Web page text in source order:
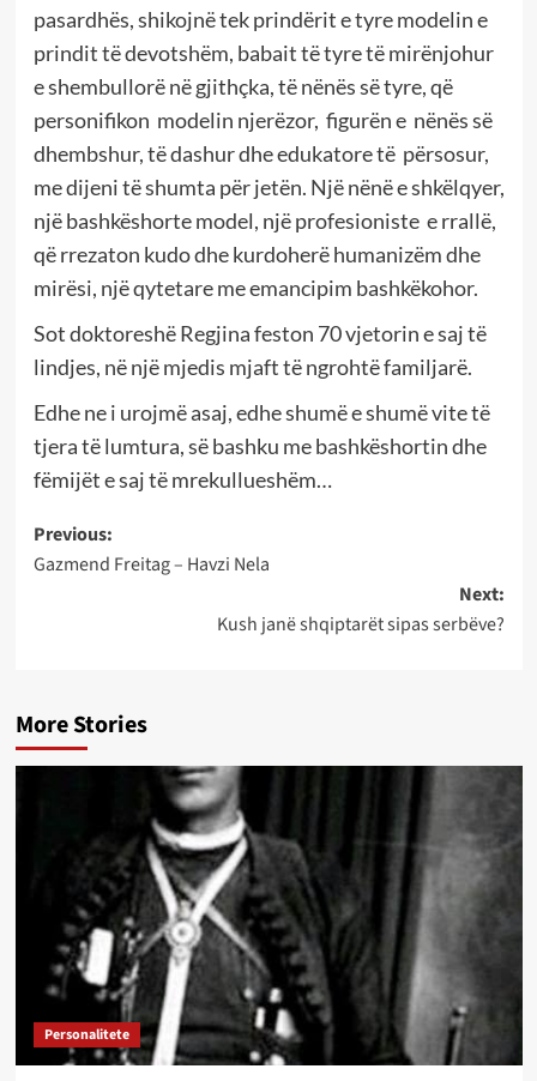
pasardhës, shikojnë tek prindërit e tyre modelin e
prindit të devotshëm, babait të tyre të mirënjohur
e shembullorë në gjithçka, të nënës së tyre, që
personifikon modelin njerëzor, figurën e nënës së
dhembshur, të dashur dhe edukatore të përsosur,
me dijeni të shumta për jetën. Një nënë e shkëlqyer,
një bashkëshorte model, një profesioniste e rrallë,
që rrezaton kudo dhe kurdoherë humanizëm dhe
mirësi, një qytetare me emancipim bashkëkohor.
Sot doktoreshë Regjina feston 70 vjetorin e saj të
lindjes, në një mjedis mjaft të ngrohtë familjarë.
Edhe ne i urojmë asaj, edhe shumë e shumë vite të
tjera të lumtura, së bashku me bashkëshortin dhe
fëmijët e saj të mrekullueshëm…
Post
navigation
Previous:
Gazmend Freitag – Havzi Nela
Next:
Kush janë shqiptarët sipas serbëve?
More Stories
Personalitete